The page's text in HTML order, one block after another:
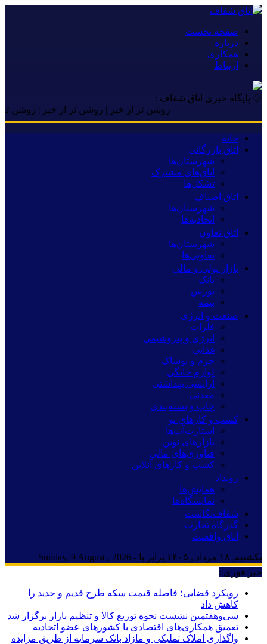
صفحه نخست
درباره
همکاری
ارتباط
۞ پایگاه خبری اتاق شفاف :
روشن تر از خبر | روشن تر از خبر | روشن تر از
خانه
اتاق بازرگانی
شهرستان‌ها
اتاق‌های مشترک
تشکل‌ها
اتاق اصناف
شهرستان‌ها
اتحادیه‌ها
اتاق تعاون
شهرستان‌ها
تعاونی‌ها
بازار پولی و مالی
بانک
بورس
بیمه
صنعت و انرژی
فلزات
انرژی و پتروشیمی
غذایی
چرم و پوشاک
لوازم خانگی
آرایشی بهداشتی
معدنی
چاپ و بسته‌بندی
کسب و کارهای نو
استارت‌آپ‌ها
بازارهای نوین
فناوری‌های مالی
کسب و کارهای آنلاین
رویداد
همایش‌ها
نمایشگاه‌ها
شفاف‌نگاشت
گذرگاه تجارت
اتاق واقعیت
یکشنبه, ۱۸ مرداد , ۱۴۰۵ برابر با - Sunday, 9 August , 2026
خبر فوری :
رویکرد قضایی؛ فاصله قیمت سکه طرح قدیم و جدید را
کاهش داد
سی‌و‌هفتمین نشست نحوه توزیع کالا و تنظیم بازار برگزار شد
تعمیق همکاری‌های اقتصادی با کشورهای عضو اتحادیه
واگذاری املاک تملیکی و مازاد بانک سرمایه از طریق مزایده